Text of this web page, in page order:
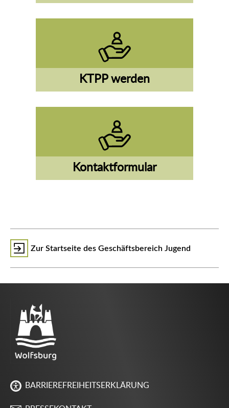
KTPP werden
Kontaktformular
Zur Startseite des Geschäftsbereich Jugend
BARRIEREFREIHEITSERKLÄRUNG